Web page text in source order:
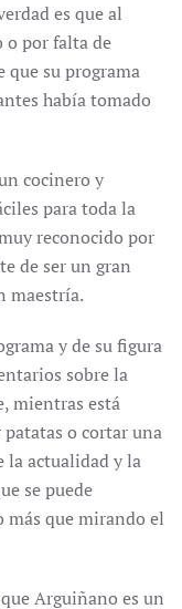
es que al
o por falta de
su programa
había tomado
cocinero y
para toda la
reconocido por
de ser un gran
maestría.
y de su figura
sobre la
mientras está
o cortar una
la actualidad y la
se puede
más que mirando el
Arguiñano es un